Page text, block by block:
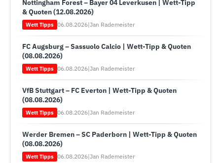
Nottingham Forest – Bayer 04 Leverkusen | Wett-Tipp
& Quoten (12.08.2026)
Wett Tipps 06.08.2026|Jan Rademeister
FC Augsburg – Sassuolo Calcio | Wett-Tipp & Quoten
(08.08.2026)
Wett Tipps 06.08.2026|Jan Rademeister
VfB Stuttgart – FC Everton | Wett-Tipp & Quoten
(08.08.2026)
Wett Tipps 06.08.2026|Jan Rademeister
Werder Bremen – SC Paderborn | Wett-Tipp & Quoten
(08.08.2026)
Wett Tipps 06.08.2026|Jan Rademeister